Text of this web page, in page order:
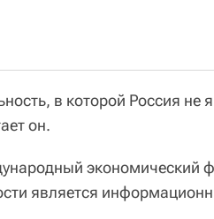
в которой Россия не
он.
является